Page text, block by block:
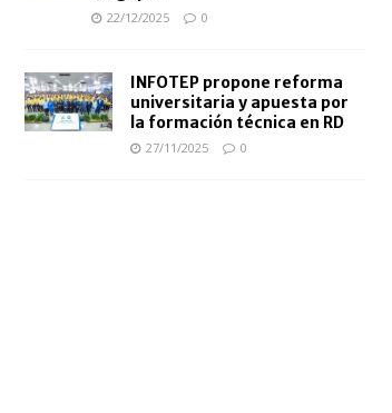
22/12/2025 0
INFOTEP propone reforma
universitaria y apuesta por
la formación técnica en RD
27/11/2025 0